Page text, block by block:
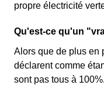
propre électricité
Qu'est-ce qu'un
Alors que de plus en
déclarent comme
sont pas tous à